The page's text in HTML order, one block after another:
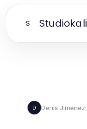
S Studiokali
D Denis Jimenez·